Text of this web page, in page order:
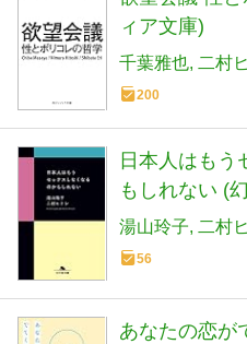
ィア文庫)
千葉雅也 二村
200
日本人はもう
もしれない (
湯山玲子 二村
56
あなたの恋が